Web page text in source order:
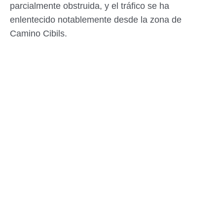
parcialmente obstruida, y el tráfico se ha
enlentecido notablemente desde la zona de
Camino Cibils.